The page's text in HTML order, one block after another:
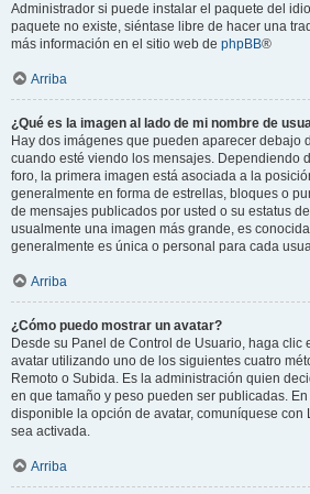
Administrador si puede instalar el paquete del
paquete no existe, siéntase libre de hacer una
más información en el sitio web de phpBB®
Arriba
¿Qué es la imagen al lado de mi nombre de
Hay dos imágenes que pueden aparecer debajo
cuando esté viendo los mensajes. Dependiendo
foro, la primera imagen está asociada a la
generalmente en forma de estrellas, bloques o
de mensajes publicados por usted o su estatus
usualmente una imagen más grande, es
generalmente es única o personal para cada
Arriba
¿Cómo puedo mostrar un avatar?
Desde su Panel de Control de Usuario, haga clic
avatar utilizando uno de los siguientes cuatro
Remoto o Subida. Es la administración quien
en que tamaño y peso pueden ser publicadas.
disponible la opción de avatar, comuníquese con
sea activada.
Arriba